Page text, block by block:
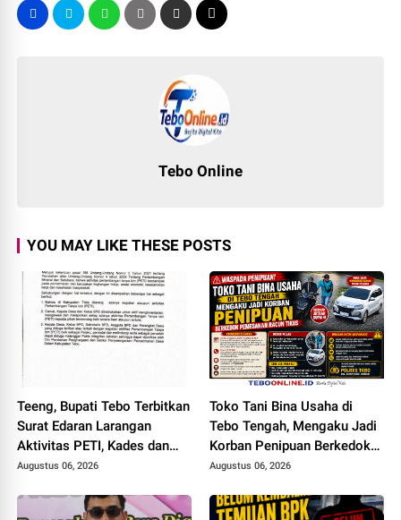
Tebo Online
YOU MAY LIKE THESE POSTS
Teeng, Bupati Tebo Terbitkan
Surat Edaran Larangan
Aktivitas PETI, Kades dan
Perangkat Desa Yang
Augustus 06, 2026
Toko Tani Bina Usaha di
Tebo Tengah, Mengaku Jadi
Korban Penipuan Berkedok
Pemesanan Racun Tikus
Augustus 06, 2026